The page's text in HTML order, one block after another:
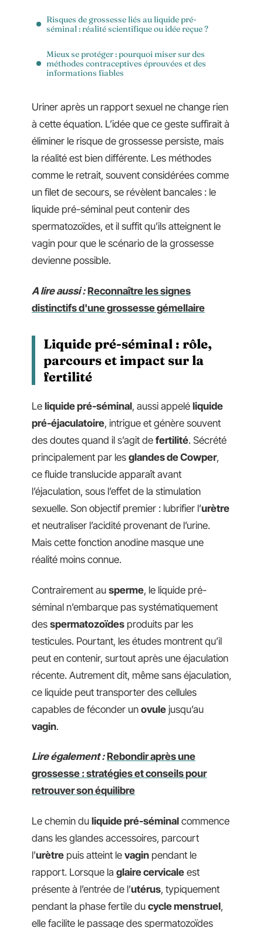
Risques de grossesse liés au liquide pré-
séminal : réalité scientifique ou idée reçue ?
Mieux se protéger : pourquoi miser sur des
méthodes contraceptives éprouvées et des
informations fiables
Uriner après un rapport sexuel ne change rien
à cette équation. L’idée que ce geste suffirait à
éliminer le risque de grossesse persiste, mais
la réalité est bien différente. Les méthodes
comme le retrait, souvent considérées comme
un filet de secours, se révèlent bancales : le
liquide pré-séminal peut contenir des
spermatozoïdes, et il suffit qu’ils atteignent le
vagin pour que le scénario de la grossesse
devienne possible.
A lire aussi : Reconnaître les signes
distinctifs d'une grossesse gémellaire
Liquide pré-séminal : rôle,
parcours et impact sur la
fertilité
Le liquide pré-séminal, aussi appelé liquide
pré-éjaculatoire, intrigue et génère souvent
des doutes quand il s’agit de fertilité. Sécrété
principalement par les glandes de Cowper,
ce fluide translucide apparaît avant
l’éjaculation, sous l’effet de la stimulation
sexuelle. Son objectif premier : lubrifier l’urètre
et neutraliser l’acidité provenant de l’urine.
Mais cette fonction anodine masque une
réalité moins connue.
Contrairement au sperme, le liquide pré-
séminal n’embarque pas systématiquement
des spermatozoïdes produits par les
testicules. Pourtant, les études montrent qu’il
peut en contenir, surtout après une éjaculation
récente. Autrement dit, même sans éjaculation,
ce liquide peut transporter des cellules
capables de féconder un ovule jusqu’au
vagin.
Lire également : Rebondir après une
grossesse : stratégies et conseils pour
retrouver son équilibre
Le chemin du liquide pré-séminal commence
dans les glandes accessoires, parcourt
l’urètre puis atteint le vagin pendant le
rapport. Lorsque la glaire cervicale est
présente à l’entrée de l’utérus, typiquement
pendant la phase fertile du cycle menstruel,
elle facilite le passage des spermatozoïdes